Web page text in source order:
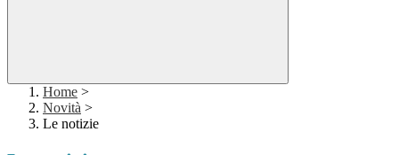
Home >
Novità >
Le notizie